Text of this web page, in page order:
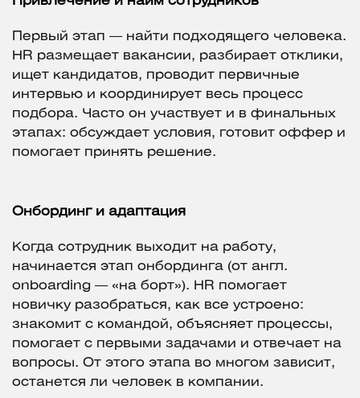
Первый этап — найти подходящего человека.
HR размещает вакансии, разбирает отклики,
ищет кандидатов, проводит первичные
интервью и координирует весь процесс
подбора. Часто он участвует и в финальных
этапах: обсуждает условия, готовит оффер и
помогает принять решение.
Онбординг и адаптация
Когда сотрудник выходит на работу,
начинается этап онбординга (от англ.
onboarding — «на борт»). HR помогает
новичку разобраться, как все устроено:
знакомит с командой, объясняет процессы,
помогает с первыми задачами и отвечает на
вопросы. От этого этапа во многом зависит,
останется ли человек в компании.